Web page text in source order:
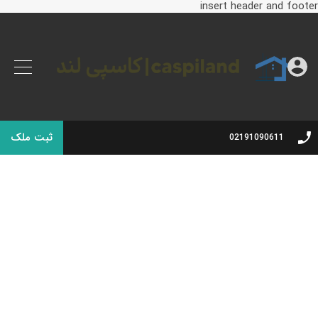
insert header and footer
02191090611 ثبت ملک